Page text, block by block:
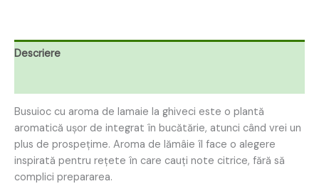
Descriere
Busuioc cu aroma de lamaie la ghiveci este o plantă
aromatică ușor de integrat în bucătărie, atunci când vrei un
plus de prospețime. Aroma de lămâie îl face o alegere
inspirată pentru rețete în care cauți note citrice, fără să
complici prepararea.